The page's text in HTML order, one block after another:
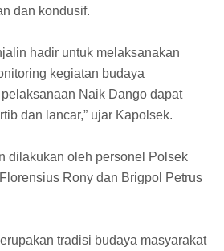
dan kondusif.
hadir untuk melaksanakan
kegiatan budaya
Naik Dango dapat
dan lancar,” ujar Kapolsek.
dilakukan oleh personel Polsek
Rony dan Brigpol Petrus
tradisi budaya masyarakat